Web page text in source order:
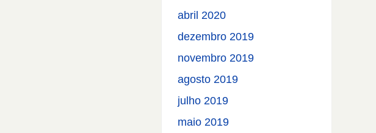
abril 2020
dezembro 2019
novembro 2019
agosto 2019
julho 2019
maio 2019